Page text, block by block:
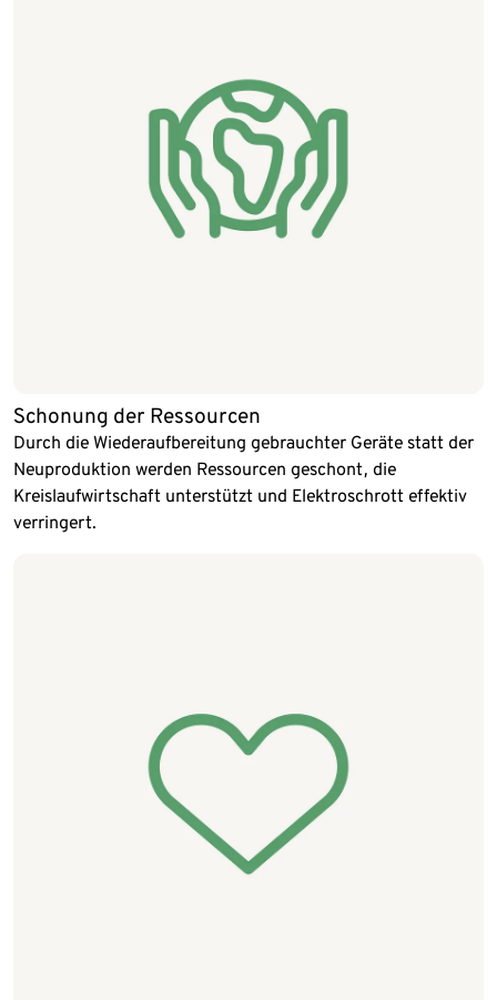
Schonung der Ressourcen
Durch die Wiederaufbereitung gebrauchter Geräte statt der
Neuproduktion werden Ressourcen geschont, die
Kreislaufwirtschaft unterstützt und Elektroschrott effektiv
verringert.